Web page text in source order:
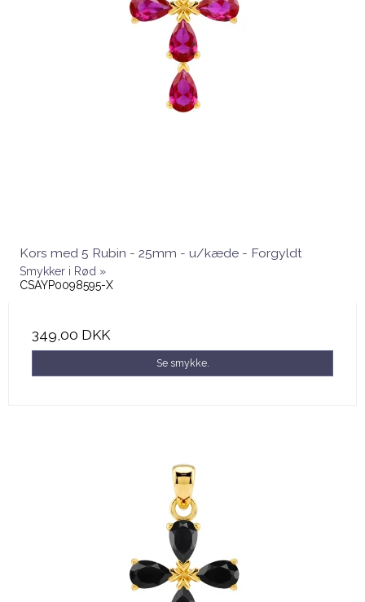
Kors med 5 Rubin - 25mm - u/kæde - Forgyldt
Smykker i Rød »
CSAYP0098595-X
349,00 DKK
Se smykke.